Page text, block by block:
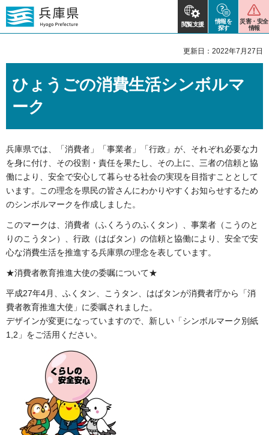
閲覧支援
情報を
探す
災害・安全
情報
更新日：2022年7月27日
ひょうごの消費生活シンボルマ
ーク
兵庫県では、「消費者」「事業者」「行政」が、それぞれ必要な力
を身に付け、その役割・責任を果たし、その上に、三者の信頼と協
働により、安全で安心して暮らせる社会の実現を目指すこととして
います。この理念を県民の皆さんにわかりやすくお知らせするため
のシンボルマークを作成しました。
このマークは、消費者（ふくろうのふくタン）、事業者（こうのと
りのこうタン）、行政（はばタン）の信頼と協働により、安全で安
心な消費生活を推進する兵庫県の理念を表しています。
★消費者教育推進大使の委嘱について★
平成27年4月、ふくタン、こうタン、はばタンが消費者庁から「消
費者教育推進大使」に委嘱されました。
デザインが変更になっていますので、新しい「シンボルマーク別紙
1,2」をご活用ください。